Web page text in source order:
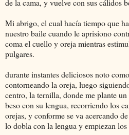
de la cama, y vuelve con sus cálidos
Mi abrigo, el cual hacía tiempo que
nuestro baile cuando le aprisiono
coma el cuello y oreja mientras
pulgares.
durante instantes deliciosos noto
contorneando la oreja, luego
centro, la ternilla, donde me plante
beso con su lengua, recorriendo los
orejas, y conforme se va acercando
lo dobla con la lengua y empiezan